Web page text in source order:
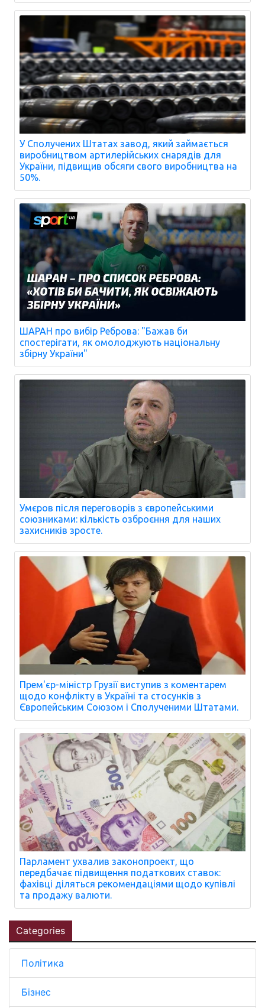
У Сполучених Штатах завод, який займається
виробництвом артилерійських снарядів для
України, підвищив обсяги свого виробництва на
50%.
ШАРАН про вибір Реброва: "Бажав би
спостерігати, як омолоджують національну
збірну України"
Умєров після переговорів з європейськими
союзниками: кількість озброєння для наших
захисників зросте.
Прем'єр-міністр Грузії виступив з коментарем
щодо конфлікту в Україні та стосунків з
Європейським Союзом і Сполученими Штатами.
Парламент ухвалив законопроект, що
передбачає підвищення податкових ставок:
фахівці діляться рекомендаціями щодо купівлі
та продажу валюти.
Categories
Політика
Бізнес